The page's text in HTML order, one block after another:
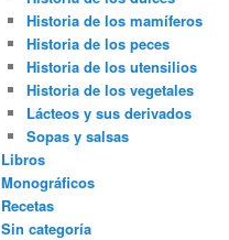
Historia de los mamíferos
Historia de los peces
Historia de los utensilios
Historia de los vegetales
Lácteos y sus derivados
Sopas y salsas
Libros
Monográficos
Recetas
Sin categoría